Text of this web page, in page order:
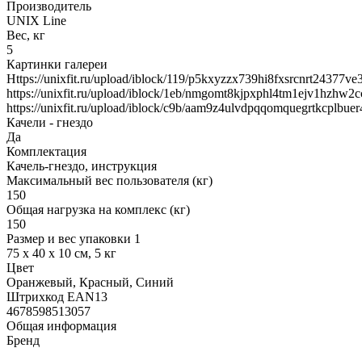
Производитель
UNIX Line
Вес, кг
5
Картинки галереи
Https://unixfit.ru/upload/iblock/119/
https://unixfit.ru/upload/iblock/1eb/
https://unixfit.ru/upload/iblock/c9b/
Качели - гнездо
Да
Комплектация
Качель-гнездо, инструкция
Максимальный вес пользователя (кг)
150
Общая нагрузка на комплекс (кг)
150
Размер и вес упаковки 1
75 x 40 x 10 см, 5 кг
Цвет
Оранжевый, Красный, Синий
Штрихкод EAN13
4678598513057
Общая информация
Бренд